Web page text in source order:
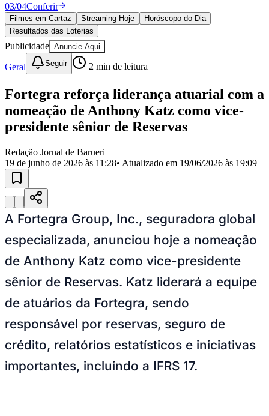
Política
Eleições
Esportes
Saúde
Segurança
Cultura
Meio Ambiente
Obras
Educação
Bairros de Barueri
Selecione sua região Para notícias da sua região
Aldeia
JubranBelval
Vista Califórnia
RegiãoCotia
MilitarItapeviJandiraJardim AudirJardim BelvalJardim
Jardim dos Altos Jardim dos Camargos
EsperançaJardim GrazielaJardim IracemaJardim ItaquitiJardim
MutingaJardim ParaísoJardim PaulistaJardim ReginaliceJardim São
TupãJardim TupanciMutingaNova AldeinhaOsascoParque dos
do Bom JesusRecanto PhrynéaSantana de
do CondeVila Engenho NovoVila Márcia Vila Nossa Sra. da
EscadaVila Porto
Votupoca
Para Sua Empresa
Anuncie no Portal
03/04Conferir
Filmes em Cartaz Streaming Hoje
Horóscopo do Dia
Resultados das Loterias
Publicidade Anuncie Aqui
Geral Seguir 2 min de leitura
Fortegra reforça liderança atuarial com a
nomeação de Anthony Katz como vice-
presidente sênior de Reservas
Redação Jornal de Barueri
19 de junho de 2026 às 11:28• Atualizado em 19/06/2026 às 19:09
A Fortegra Group, Inc., seguradora global
especializada, anunciou hoje a nomeação
de Anthony Katz como vice-presidente
sênior de Reservas. Katz liderará a equipe
de atuários da Fortegra, sendo
responsável por reservas, seguro de
crédito, relatórios estatísticos e iniciativas
importantes, incluindo a IFRS 17.